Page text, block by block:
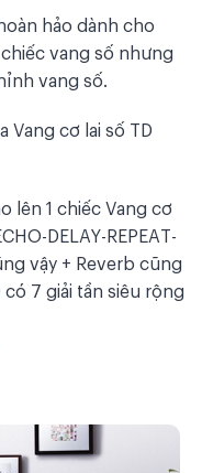
hảo dành cho
vang số nhưng
vang số.
Vang cơ lai số TD
lên 1 chiếc Vang cơ
DELAY-REPEAT-
vậy + Reverb cũng
7 giải tần siêu rộng